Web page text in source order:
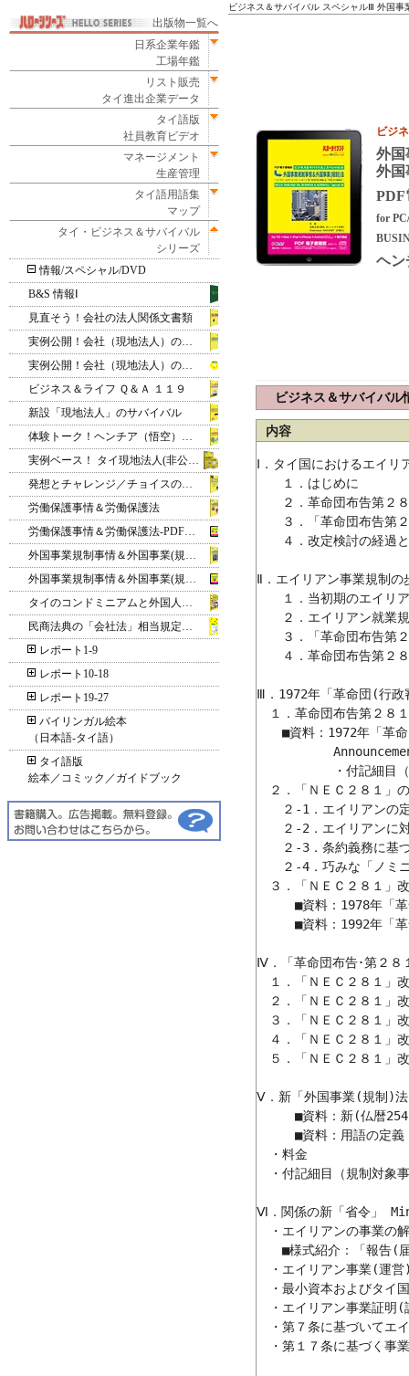
出版物一覧へ
日系企業年鑑
工場年鑑
リスト販売
タイ進出企業データ
タイ語版
社員教育ビデオ
マネージメント
生産管理
タイ語用語集
マップ
タイ・ビジネス＆サバイバル
シリーズ
情報/スペシャル/DVD
B&S 情報Ⅰ
見直そう！会社の法人関係文書類
実例公開！会社（現地法人）の設立
実例公開！会社（現地法人）の設立‐PDF電子書籍版
ビジネス＆ライフ Ｑ＆Ａ １１９
新設「現地法人」のサバイバル
体験トーク！ヘンチア（悟空）のミレニアム放談
実例ベース！ タイ現地法人(非公開株式会社)の設立 DVD版
発想とチャレンジ／チョイスの世界
労働保護事情＆労働保護法
労働保護事情＆労働保護法‐PDF電子書籍版
外国事業規制事情＆外国事業(規制)法
外国事業規制事情＆外国事業(規制)法‐PDF電子書籍版
タイのコンドミニアムと外国人所有
民商法典の「会社法」相当規定＆閉鎖
レポート1-9
レポート10-18
レポート19-27
バイリンガル絵本
（日本語‐タイ語）
タイ語版
絵本／コミック／ガイドブック
ビジネス＆サバイバル スペシャルⅢ 外国事
ビジ
外国
外国
PDF
for
ヘン
ビジネス＆サバイバル
内容
Ⅰ．タイ国におけるエイリ
１．はじめに
２．革命団布告第２８
３．「革命団布告第２
４．改定検討の経過と
Ⅱ．エイリアン事業規制の
１．当初期のエイリア
２．エイリアン就業規
３．「革命団布告第２
４．革命団布告第２８
Ⅲ．1972年「革命団(行政
１．革命団布告第２８
■資料：1972年「革命
Announcement
・付記細目（規制
２．「ＮＥＣ２８１」
２-1．エイリアンの
２-2．エイリアンに対
２-3．条約義務に基づ
２-4．巧みな「ノミニ
３．「ＮＥＣ２８１」
■資料：1978年「革命
■資料：1992年「革命
Ⅳ．「革命団布告･第２８
１．「ＮＥＣ２８１」
２．「ＮＥＣ２８１」
３．「ＮＥＣ２８１」
４．「ＮＥＣ２８１」
５．「ＮＥＣ２８１」
Ⅴ．新「外国事業(規制)
■資料：新(仏暦2542
■資料：用語の定義
・料金
・付記細目（規制対象
Ⅵ．関係の新「省令」
・エイリアンの事業の
■様式紹介：「報告(
・エイリアン事業(運営
・最小資本およびタイ
・エイリアン事業証明(
・第７条に基づいてエ
・第１７条に基づく事